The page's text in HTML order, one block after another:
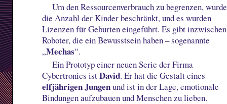
Um den Ressourcenverbrauch zu begrenzen, wurde
die Anzahl der Kinder beschränkt, und es wurden
Lizenzen für Geburten eingeführt. Es gibt inzwischen
Roboter, die ein Bewusstsein haben – sogenannte
„Mechas“.
Ein Prototyp einer neuen Serie der Firma
Cybertronics istDavid. Er hat die Gestalt eines
elfjährigen Jungenund ist in der Lage, emotionale
Bindungen aufzubauen und Menschen zu lieben.